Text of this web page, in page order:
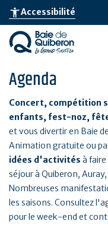
Aller
au
contenu
principal
accessibility_newAccessibilité
Agenda
Concert, compétition
enfants, fest-noz,
et vous divertir en Baie
Animation gratuite ou
idées d'activités à
séjour à Quiberon,
Nombreuses
les saisons. Consultez
pour le week-end et